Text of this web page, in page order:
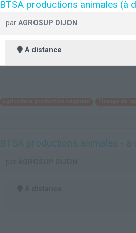
BTSA productions animales (à
par AGROSUP DIJON
À distance
BTSA productions animales - à